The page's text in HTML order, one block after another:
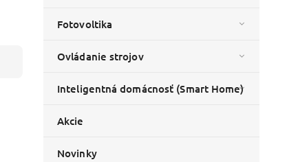
Fotovoltika
Ovládanie strojov
Inteligentná domácnosť (Smart Home)
Akcie
Novinky